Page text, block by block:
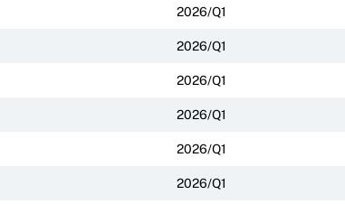
2026/Q1
2026/Q1
2026/Q1
2026/Q1
2026/Q1
2026/Q1